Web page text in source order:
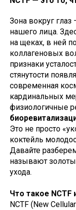
Зона вокруг глаз
нашего лица.
на щеках, в ней
коллагеновых
признаки
стянутости
современная
кардинальных
физиологичные
Это не просто
коктейль
Давайте
называют
ухода.
Что такое NCTF
NCTF (New